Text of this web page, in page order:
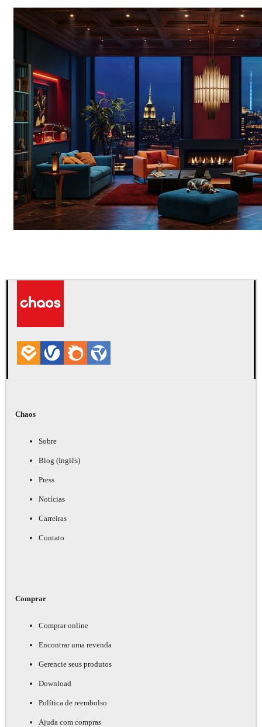
Chaos
Sobre
Blog (Inglês)
Press
Notícias
Carreiras
Contato
Comprar
Comprar online
Encontrar uma revenda
Gerencie seus produtos
Download
Política de reembolso
Ajuda com compras